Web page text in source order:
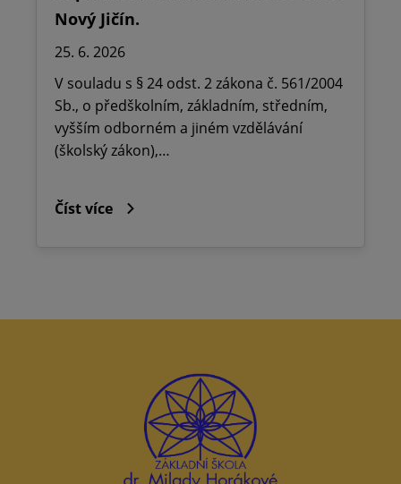
Nový Jičín.
25. 6. 2026
V souladu s § 24 odst. 2 zákona č. 561/2004
Sb., o předškolním, základním, středním,
vyšším odborném a jiném vzdělávání
(školský zákon),…
Číst více